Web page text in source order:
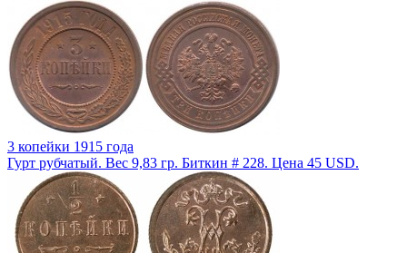
3 копейки 1915 года
Гурт рубчатый. Вес 9,83 гр. Биткин # 228. Цена 45 USD.